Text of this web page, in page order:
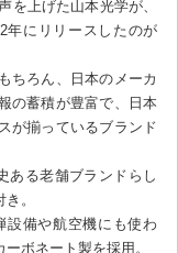
を上げた山本光学が、
年にリリースしたのが
ちろん、日本のメーカ
の蓄積が豊富で、日本
が揃っているブランド
ある老舗ブランドらし
。
設備や航空機にも使わ
ボネート製を採用。